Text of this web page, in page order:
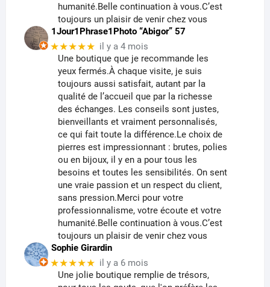
humanité.Belle continuation à vous.C’est
toujours un plaisir de venir chez vous
1Jour1Phrase1Photo “Abigor” 57
★★★★★ il y a 4 mois
Une boutique que je recommande les
yeux fermés.À chaque visite, je suis
toujours aussi satisfait, autant par la
qualité de l’accueil que par la richesse
des échanges. Les conseils sont justes,
bienveillants et vraiment personnalisés,
ce qui fait toute la différence.Le choix de
pierres est impressionnant : brutes, polies
ou en bijoux, il y en a pour tous les
besoins et toutes les sensibilités. On sent
une vraie passion et un respect du client,
sans pression.Merci pour votre
professionnalisme, votre écoute et votre
humanité.Belle continuation à vous.C’est
toujours un plaisir de venir chez vous
Sophie Girardin
★★★★★ il y a 6 mois
Une jolie boutique remplie de trésors,